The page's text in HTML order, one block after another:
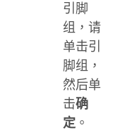
引脚
组，请
单击引
脚组，
然后单
击确
定 。